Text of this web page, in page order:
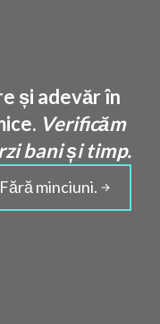
și adevăr în
Verificăm
bani și timp.
minciuni.